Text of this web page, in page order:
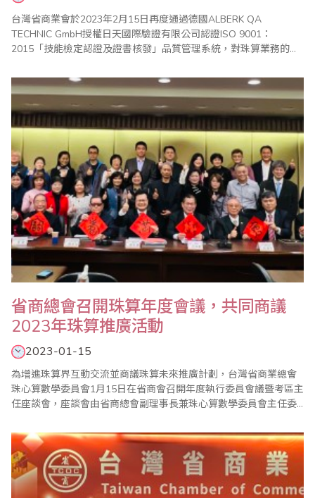
台灣省商業會於2023年2月15日再度通過德國ALBERK QA
TECHNIC GmbH授權日天國際驗證有限公司認證ISO 9001：
2015「技能檢定認證及證書核發」品質管理系統，對珠算業務的服
珠算檢定業務獲得ISO品質管理認證，除秉持親切有效率的服務之
外，也強化內部工作架構，陸續獲得台灣、美國、加拿大、英國、
澳洲、日本、新..
省商總會召開珠算年度會議，共同商議
2023年珠算推廣活動
2023-01-15
為增進珠算界互動交流並商議珠算未來推廣計劃，台灣省商業總會
珠心算數學委員會1月15日在省商會召開年度執行委員會議暨考區主
任座談會，座談會由省商總會副理事長兼珠心算數學委員會主任委
省商總會的大力支持與協助，才能讓省商總會的珠算推廣工作穩定
發展，也隨著疫情好轉逐漸恢復，去年8月也順利舉辦慶祝世界珠算
日大會，同時邀請到國外專家學者線上分享..